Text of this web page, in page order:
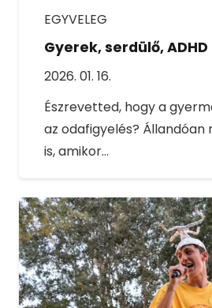
EGYVELEG
Gyerek, serdülő, ADHD
2026. 01. 16.
Észrevetted, hogy a
az odafigyelés? Állandóan
is, amikor…